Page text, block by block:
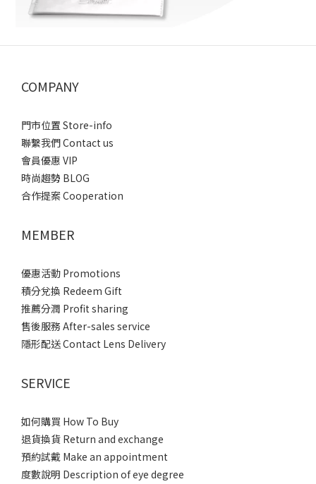
COMPANY
門市位置 Store-info
聯繫我們 Contact us
會員優惠 VIP
時尚趨勢 BLOG
合作提案 Cooperation
MEMBER
優惠活動 Promotions
積分兌換 Redeem Gift
推薦分潤 Profit sharing
售後服務 After-sales service
隱形配送 Contact Lens Delivery
SERVICE
如何購買 How To Buy
退貨換貨 Return and exchange
預約試戴 Make an appointment
度數說明 Description of eye degree